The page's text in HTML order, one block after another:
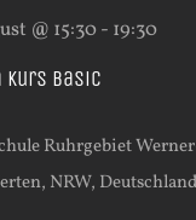
Basic
@ 15:30- 19:30
Ruhrgebiet
NRW, Deutschland